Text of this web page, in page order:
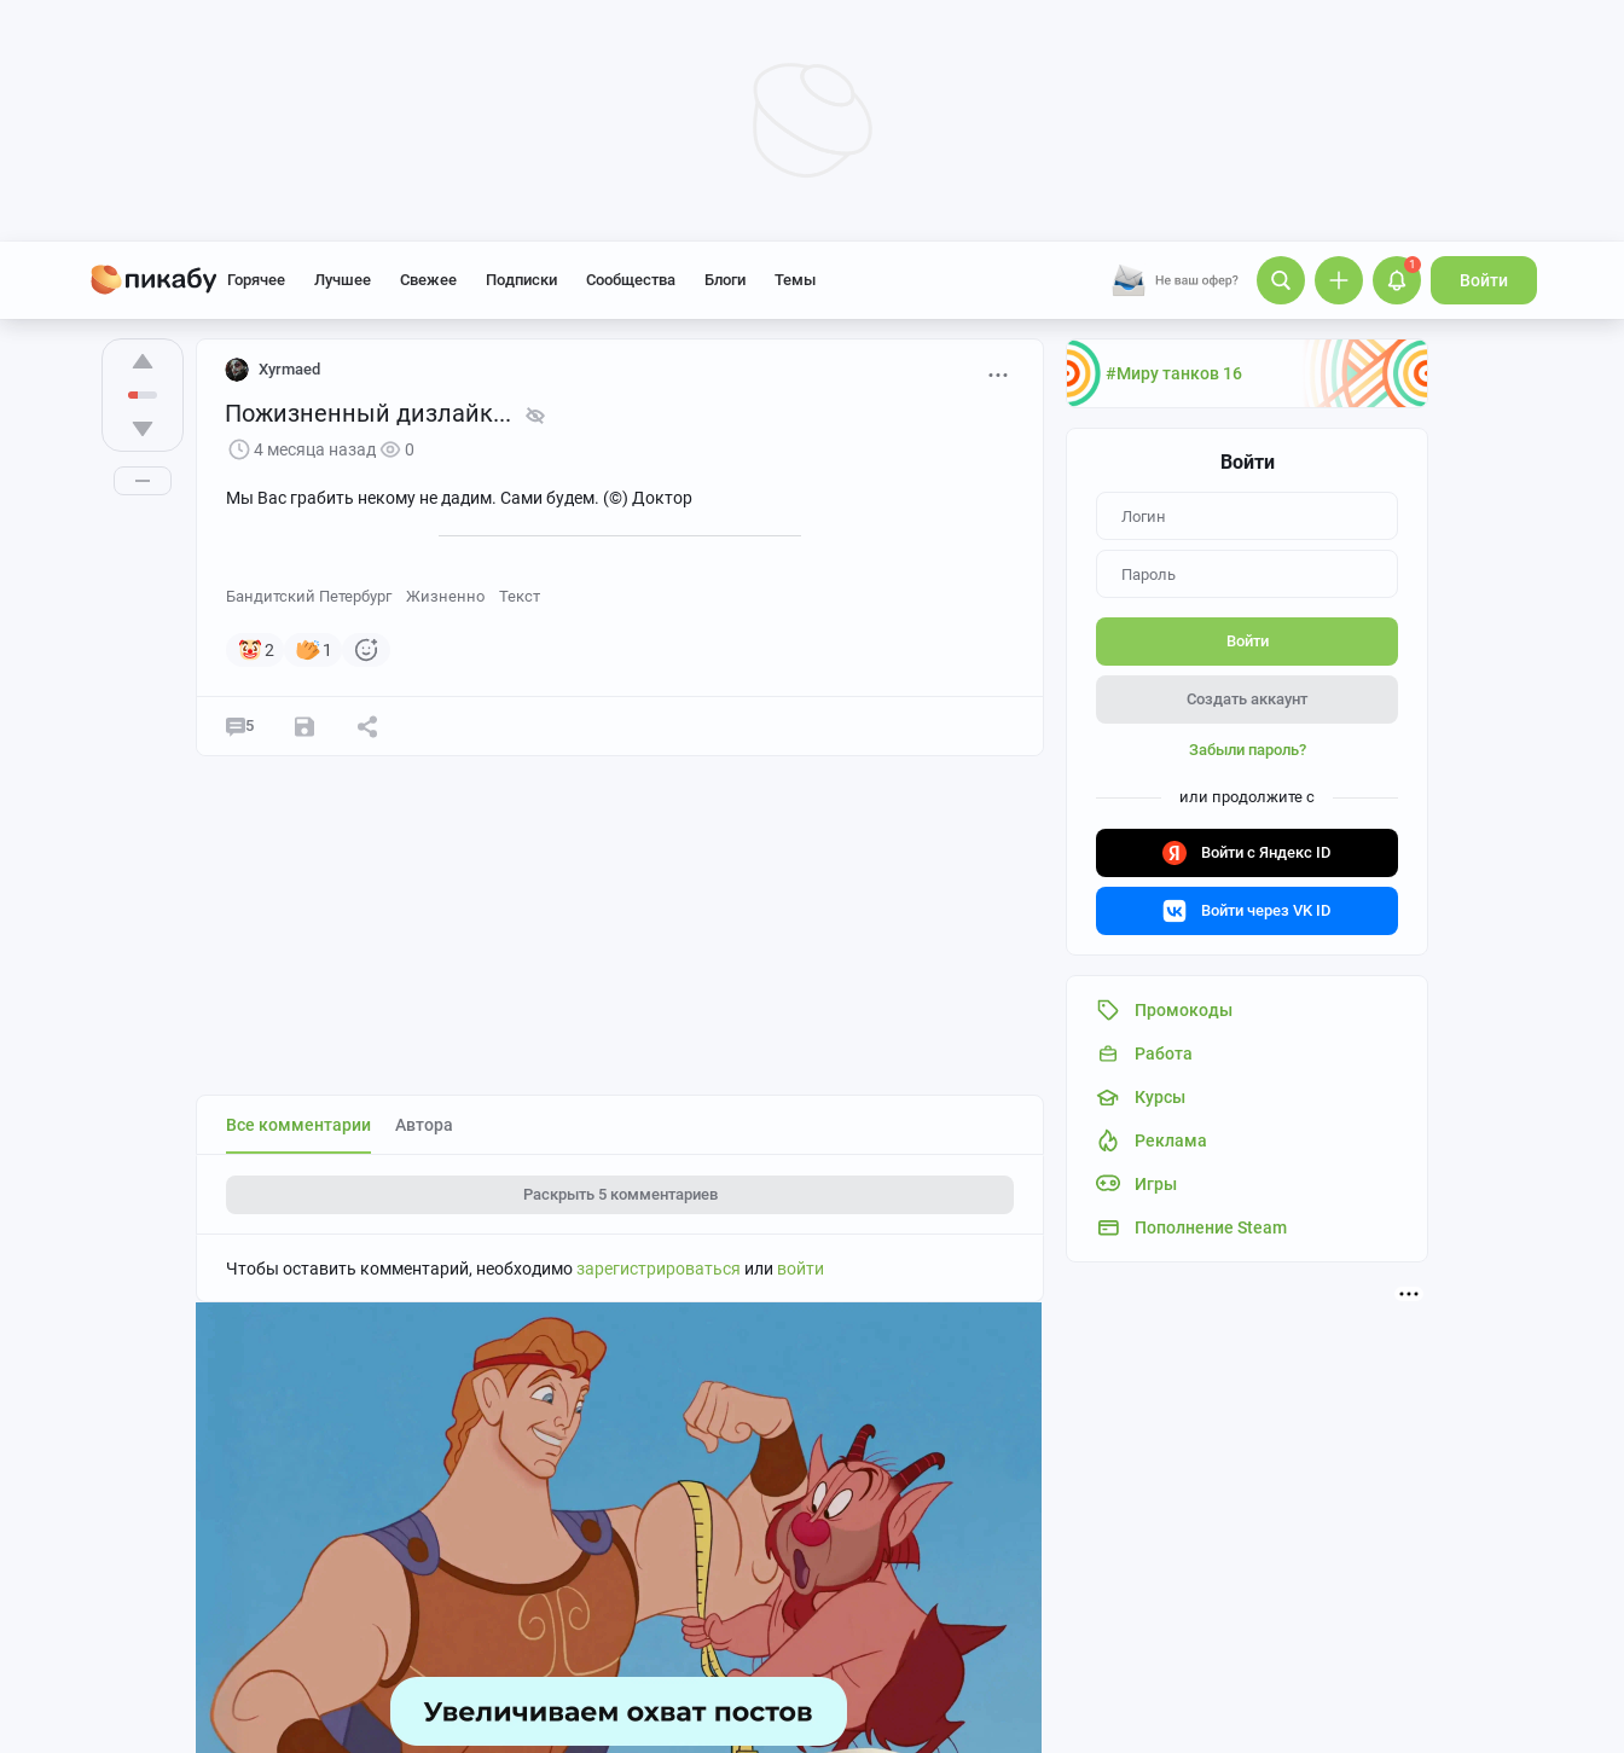
Горячее Лучшее Свежее Подписки Сообщества Блоги Темы
1
Войти
#Миру танков 16
Войти
Войти
Создать аккаунт
Забыли пароль?
или продолжите с
Войти с Яндекс ID
Войти через VK ID
Промокоды
Работа
Курсы
Реклама
Игры
Пополнение Steam
Xyrmaed
Пожизненный дизлайк...
4 месяца назад 0
Мы Вас грабить некому не дадим. Сами будем. (©) Доктор
Бандитский Петербург Жизненно Текст
2 1
5
Все комментарии Автора
Раскрыть 5 комментариев
Чтобы оставить комментарий, необходимозарегистрироваться или войти